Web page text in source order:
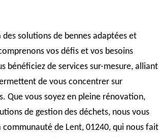
solutions de bennes adaptées et
vos défis et vos besoins
bénéficiez de services sur-mesure, alliant
de vous concentrer sur
Que vous soyez en pleine rénovation,
de gestion des déchets, nous vous
de Lent, 01240, qui nous fait